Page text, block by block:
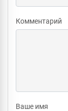
Комментарий
Ваше имя